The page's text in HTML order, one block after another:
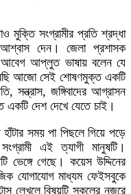
মুক্তি সংগ্রামীর প্রতি শ্রদ্ধা
আশ্বাস দেন। জেলা প্রশাসক
আবেগ আপ্লুত ভাষায় বলেন যে
আজো সেই শোষণমুক্ত একটি
সন্ত্রাস, জঙ্গিবাদের আগ্রাসন
একটি দেশ দেখে যেতে চাই।
সময় পা পিছলে গিয়ে পড়ে
এই ত্যাগী মানুষটি।
ভেঙ্গে গেছে। কয়েস উদ্দিনের
যোগাযোগ মাধ্যম ফেইসবুকে
লেখলে বিষয়টি সকলের নজরে